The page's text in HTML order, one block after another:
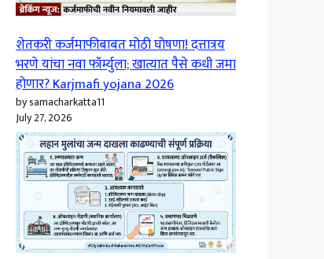
शेतकरी कर्जमाफीबाबत मोठी घोषणा! दत्तात्रय
भरणे यांचा नवा फॉर्म्युला; खात्यात पैसे कधी जमा
होणार? Karjmafi yojana 2026
by samacharkatta11
July 27, 2026